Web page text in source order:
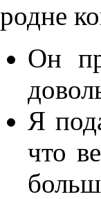
родне
Он
Я
что